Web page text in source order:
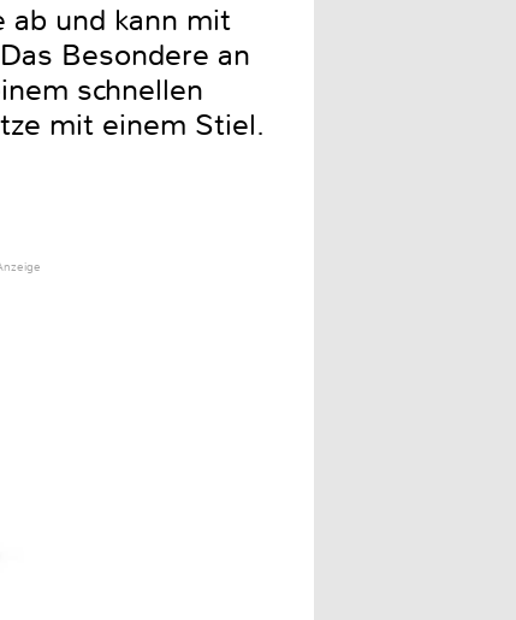
ab und kann mit
Besondere an
schnellen
mit einem Stiel.